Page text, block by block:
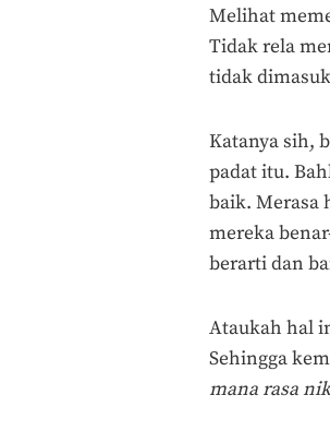
Melihat
Tidak rela
tidak
Katanya sih,
padat itu.
baik. Merasa
mereka
berarti dan
Ataukah hal
Sehingga
mana rasa